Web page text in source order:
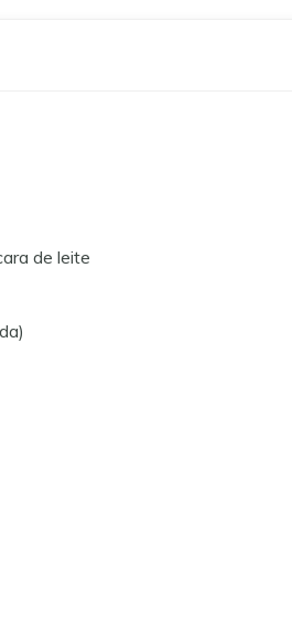
de leite